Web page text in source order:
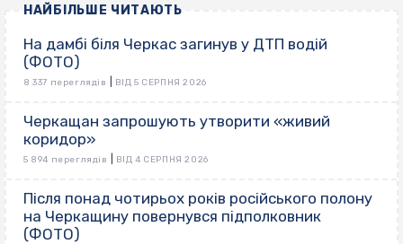
НАЙБІЛЬШЕ ЧИТАЮТЬ
На дамбі біля Черкас загинув у ДТП водій
(ФОТО)
8 337 переглядів ВІД 5 СЕРПНЯ 2026
Черкащан запрошують утворити «живий
коридор»
5 894 переглядів ВІД 4 СЕРПНЯ 2026
Після понад чотирьох років російського полону
на Черкащину повернувся підполковник
(ФОТО)